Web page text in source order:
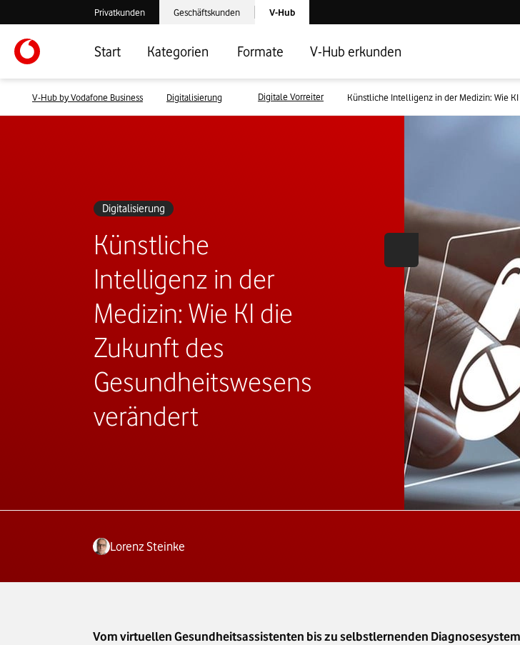
Verlassen der V-Hub Webseite: Zum Privatkundenbereich
Privatkunden Verlassen der V-Hub Webseite: Zum Geschäftskundenbereich
Geschäftskunden Laden der V-Hub Startseite
V-Hub
Start Kategorien Formate V-Hub erkunden
V-Hub by Vodafone Business Digitalisierung Digitale Vorreiter Künstliche Intelligenz in der Medizin: Wie
Digitalisierung
Künstliche
Intelligenz in der
Medizin: Wie KI die
Zukunft des
Gesundheitswesens
verändert
Lorenz Steinke
Vom virtuellen Gesundheitsassistenten bis zu selbstlernenden